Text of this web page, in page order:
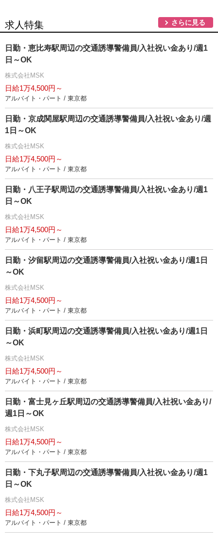
求人特集 さらに見る
日勤・恵比寿駅周辺の交通誘導警備員/入社祝い金あり/週1
日～OK
株式会社MSK
日給1万4,500円～
アルバイト・パート / 東京都
日勤・京成関屋駅周辺の交通誘導警備員/入社祝い金あり/週
1日～OK
株式会社MSK
日給1万4,500円～
アルバイト・パート / 東京都
日勤・八王子駅周辺の交通誘導警備員/入社祝い金あり/週1
日～OK
株式会社MSK
日給1万4,500円～
アルバイト・パート / 東京都
日勤・汐留駅周辺の交通誘導警備員/入社祝い金あり/週1日
～OK
株式会社MSK
日給1万4,500円～
アルバイト・パート / 東京都
日勤・浜町駅周辺の交通誘導警備員/入社祝い金あり/週1日
～OK
株式会社MSK
日給1万4,500円～
アルバイト・パート / 東京都
日勤・富士見ヶ丘駅周辺の交通誘導警備員/入社祝い金あり/
週1日～OK
株式会社MSK
日給1万4,500円～
アルバイト・パート / 東京都
日勤・下丸子駅周辺の交通誘導警備員/入社祝い金あり/週1
日～OK
株式会社MSK
日給1万4,500円～
アルバイト・パート / 東京都